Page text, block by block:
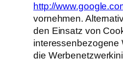
http://
vornehmen.
den Einsatz von
interessenbezogene
die